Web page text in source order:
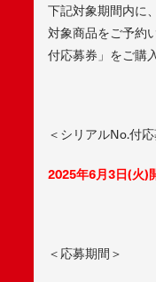
下記対象期間内に
対象商品をご予約
付応募券」をご購
＜シリアルNo.付
2025年6月3日(火)
＜応募期間＞